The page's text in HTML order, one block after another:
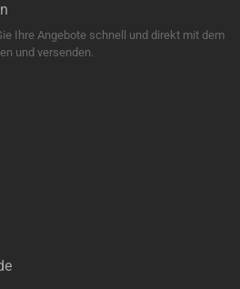
Ihre Angebote schnell und direkt mit dem
und versenden.